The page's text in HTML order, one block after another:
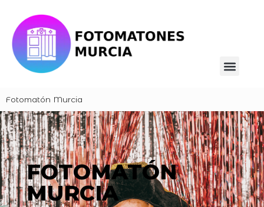
Fotomatón Murcia
FOTOMATÓN
MURCIA